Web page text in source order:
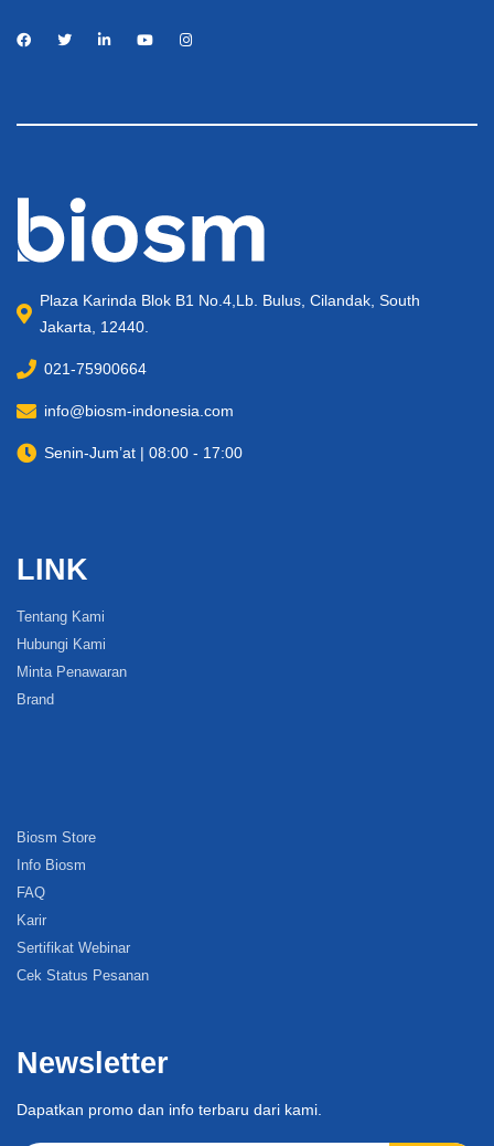
Plaza Karinda Blok B1 No.4,Lb. Bulus, Cilandak, South
Jakarta, 12440.
021-75900664
info@biosm-indonesia.com
Senin-Jum’at | 08:00 - 17:00
LINK
Tentang Kami
Hubungi Kami
Minta Penawaran
Brand
Biosm Store
Info Biosm
FAQ
Karir
Sertifikat Webinar
Cek Status Pesanan
Newsletter
Dapatkan promo dan info terbaru dari kami.